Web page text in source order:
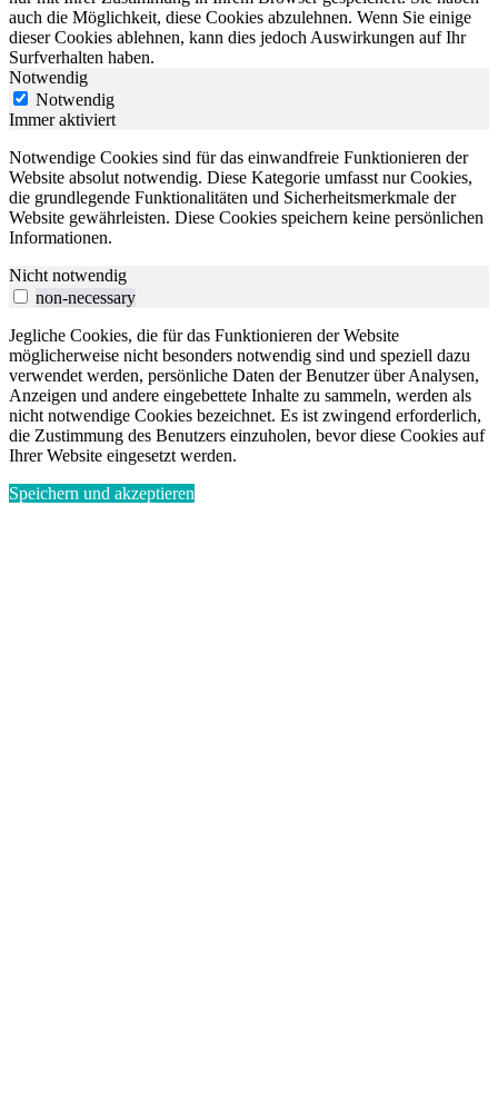
auch die Möglichkeit, diese Cookies abzulehnen. Wenn Sie einige
dieser Cookies ablehnen, kann dies jedoch Auswirkungen auf Ihr
Surfverhalten haben.
Notwendig
Notwendig
Immer aktiviert
Notwendige Cookies sind für das einwandfreie Funktionieren der
Website absolut notwendig. Diese Kategorie umfasst nur Cookies,
die grundlegende Funktionalitäten und Sicherheitsmerkmale der
Website gewährleisten. Diese Cookies speichern keine persönlichen
Informationen.
Nicht notwendig
non-necessary
Jegliche Cookies, die für das Funktionieren der Website
möglicherweise nicht besonders notwendig sind und speziell dazu
verwendet werden, persönliche Daten der Benutzer über Analysen,
Anzeigen und andere eingebettete Inhalte zu sammeln, werden als
nicht notwendige Cookies bezeichnet. Es ist zwingend erforderlich,
die Zustimmung des Benutzers einzuholen, bevor diese Cookies auf
Ihrer Website eingesetzt werden.
Speichern und akzeptieren